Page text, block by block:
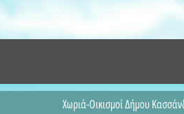
Χωριά-Οικισμοί Δήμου